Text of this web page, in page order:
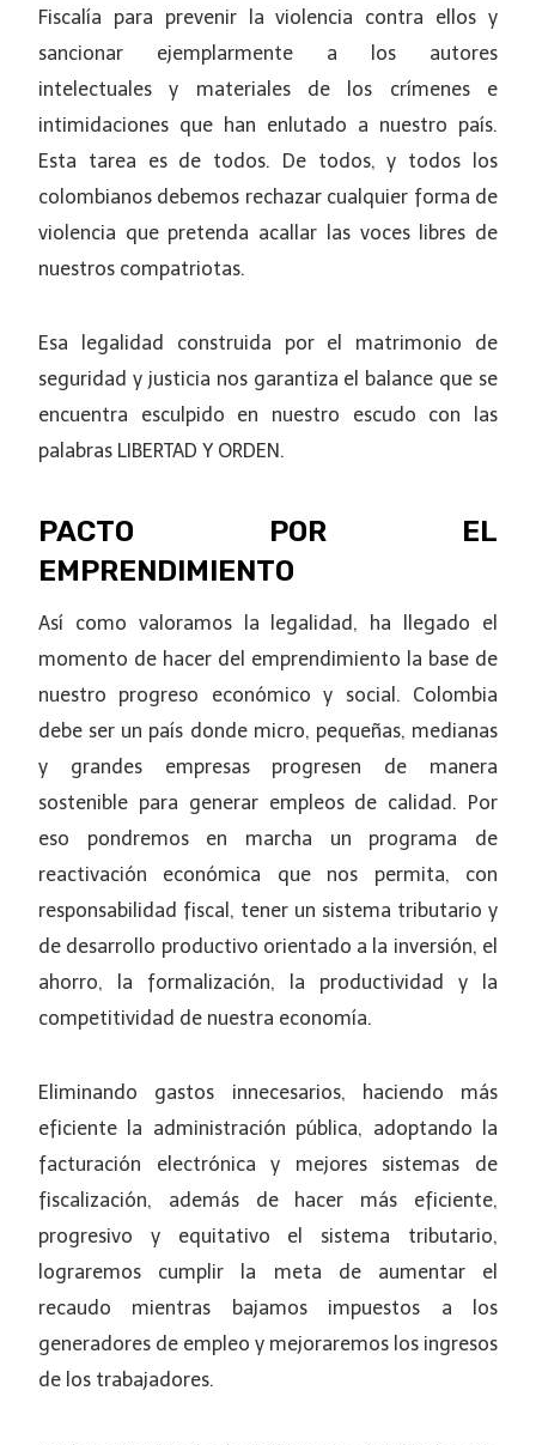
Fiscalía para prevenir la violencia contra ellos y
sancionar ejemplarmente a los autores
intelectuales y materiales de los crímenes e
intimidaciones que han enlutado a nuestro país.
Esta tarea es de todos. De todos, y todos los
colombianos debemos rechazar cualquier forma de
violencia que pretenda acallar las voces libres de
nuestros compatriotas.
Esa legalidad construida por el matrimonio de
seguridad y justicia nos garantiza el balance que se
encuentra esculpido en nuestro escudo con las
palabras LIBERTAD Y ORDEN.
PACTO POR EL
EMPRENDIMIENTO
Así como valoramos la legalidad, ha llegado el
momento de hacer del emprendimiento la base de
nuestro progreso económico y social. Colombia
debe ser un país donde micro, pequeñas, medianas
y grandes empresas progresen de manera
sostenible para generar empleos de calidad. Por
eso pondremos en marcha un programa de
reactivación económica que nos permita, con
responsabilidad fiscal, tener un sistema tributario y
de desarrollo productivo orientado a la inversión, el
ahorro, la formalización, la productividad y la
competitividad de nuestra economía.
Eliminando gastos innecesarios, haciendo más
eficiente la administración pública, adoptando la
facturación electrónica y mejores sistemas de
fiscalización, además de hacer más eficiente,
progresivo y equitativo el sistema tributario,
lograremos cumplir la meta de aumentar el
recaudo mientras bajamos impuestos a los
generadores de empleo y mejoraremos los ingresos
de los trabajadores.